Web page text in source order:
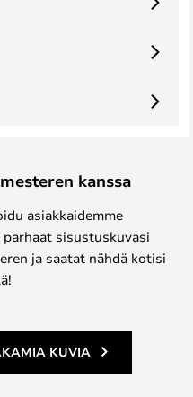
kanssa
asiakkaidemme
sisustuskuvasi
ja saatat nähdä kotisi
KUVIA